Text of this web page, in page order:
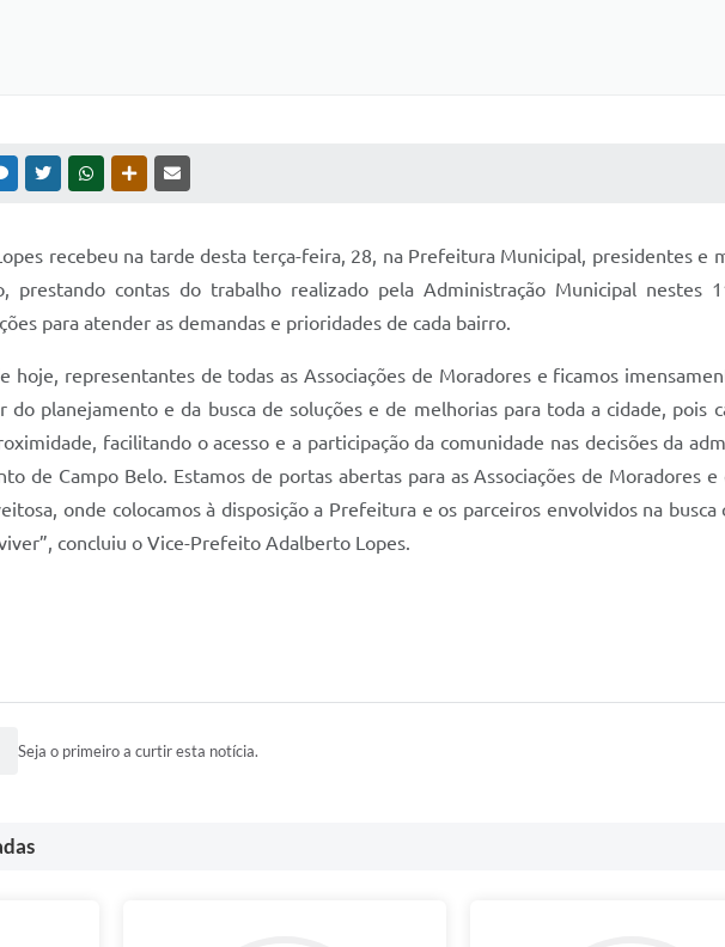
MESSENGER
TWITTERWHATSAPPOUTRAS MÍDIAS
recebeu na tarde desta terça-feira, 28, na Prefeitura Municipal, presidentes e
prestando contas do trabalho realizado pela Administração Municipal nestes
para atender as demandas e prioridades de cada bairro.
hoje, representantes de todas as Associações de Moradores e ficamos
do planejamento e da busca de soluções e de melhorias para toda a cidade, pois
facilitando o acesso e a participação da comunidade nas decisões da
de Campo Belo. Estamos de portas abertas para as Associações de Moradores
onde colocamos à disposição a Prefeitura e os parceiros envolvidos na
concluiu o Vice-Prefeito Adalberto Lopes.
Seja o primeiro a curtir esta notícia.